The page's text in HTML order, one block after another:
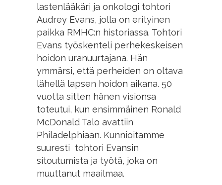
lastenlääkäri ja onkologi tohtori
Audrey Evans, jolla on erityinen
paikka RMHC:n historiassa. Tohtori
Evans työskenteli perhekeskeisen
hoidon uranuurtajana. Hän
ymmärsi, että perheiden on oltava
lähellä lapsen hoidon aikana. 50
vuotta sitten hänen visionsa
toteutui, kun ensimmäinen Ronald
McDonald Talo avattiin
Philadelphiaan. Kunnioitamme
suuresti tohtori Evansin
sitoutumista ja työtä, joka on
muuttanut maailmaa.